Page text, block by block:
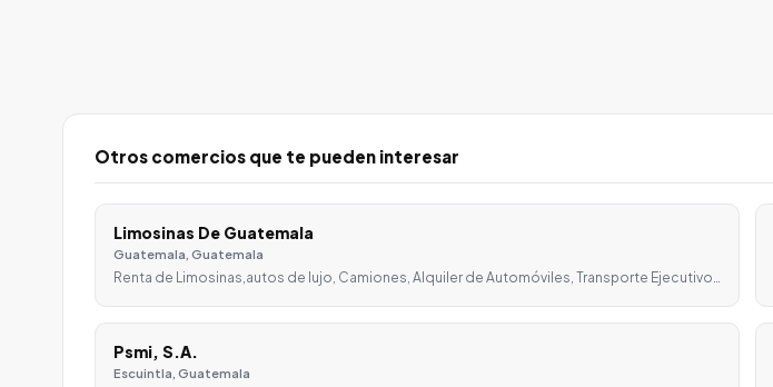
Otros comercios que te pueden interesar
Limosinas De Guatemala
Guatemala, Guatemala
Renta de Limosinas,autos de lujo, Camiones, Alquiler de Automóviles, Transporte Ejecutivo…
Psmi, S.A.
Escuintla, Guatemala